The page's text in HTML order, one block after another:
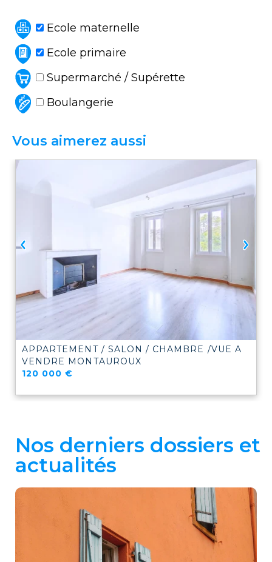
Ecole maternelle
Ecole primaire
Supermarché / Supérette
Boulangerie
Vous aimerez aussi
APPARTEMENT / SALON / CHAMBRE /VUE A
VENDRE MONTAUROUX
120 000 €
Nos derniers dossiers et
actualités